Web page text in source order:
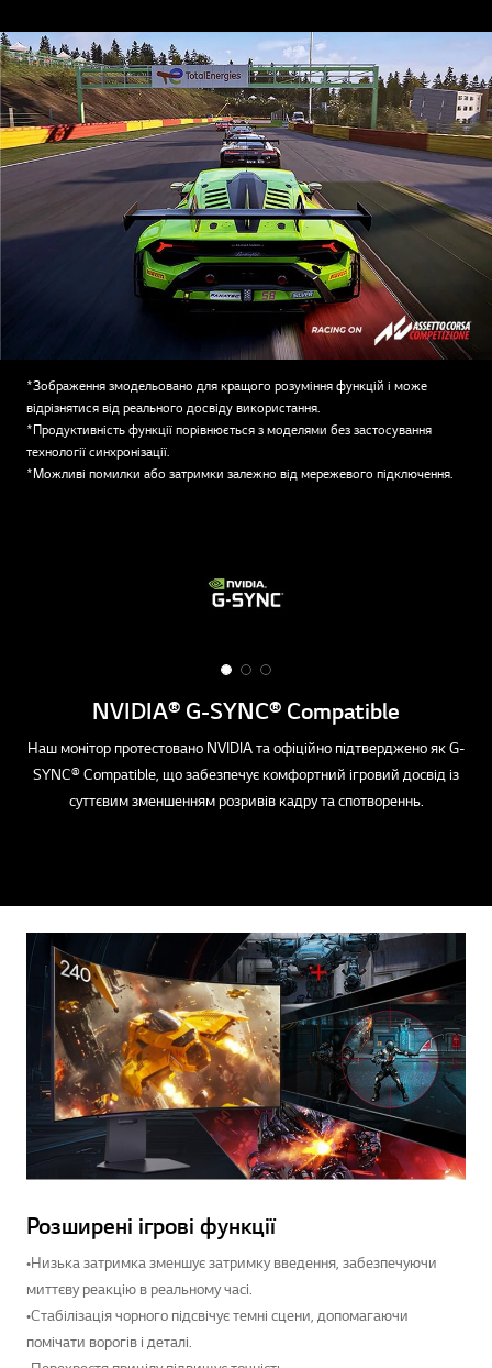
*Зображення змодельовано для кращого розуміння функцій і може
відрізнятися від реального досвіду використання.
*Продуктивність функції порівнюється з моделями без застосування
технології синхронізації.
*Можливі помилки або затримки залежно від мережевого підключення.
NVIDIA® G-SYNC® Compatible
Наш монітор протестовано NVIDIA та офіційно підтверджено як G-
SYNC® Compatible, що забезпечує комфортний ігровий досвід із
суттєвим зменшенням розривів кадру та спотвореннь.
1
f
3
2
f
3
3
f
Розширені ігрові функції
•Низька затримка зменшує затримку введення, забезпечуючи
миттєву реакцію в реальному часі.
•Стабілізація чорного підсвічує темні сцени, допомагаючи
помічати ворогів і деталі.